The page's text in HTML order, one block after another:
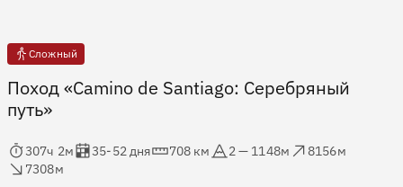
Сложный
Поход «Camino de Santiago: Серебряный
путь»
в пути
307ч 2м
Оценка в днях
35-52 дня
708 км
2 — 1148м
8156м
7308м